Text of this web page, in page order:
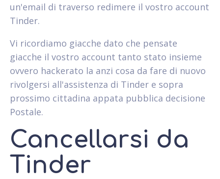
un'email di traverso redimere il vostro account
Tinder.
Vi ricordiamo giacche dato che pensate
giacche il vostro account tanto stato insieme
ovvero hackerato la anzi cosa da fare di nuovo
rivolgersi all'assistenza di Tinder e sopra
prossimo cittadina appata pubblica decisione
Postale.
Cancellarsi da
Tinder